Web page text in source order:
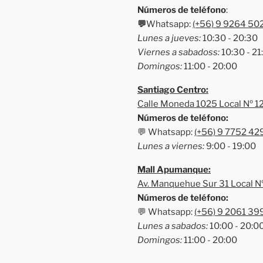
Números de teléfono:
💬Whatsapp: (+56) 9 9264
Lunes a jueves:10:30 - 20:30
Viernes a sabadoss:10:30 -
Domingos:11:00 - 20:00
Santiago Centro:
Calle Moneda 1025 Local Nº
Números de teléfono:
💬 Whatsapp: (+56) 9 7752
Lunes a viernes:9:00 - 19:00
Mall Apumanque:
Av. Manquehue Sur 31 Local
Números de teléfono:
💬 Whatsapp: (+56) 9 2061
Lunes a sabados:10:00 -
Domingos:11:00 - 20:00